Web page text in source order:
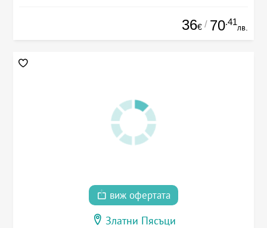
36€ / 70.41
лв.
виж офертата
Златни Пясъци